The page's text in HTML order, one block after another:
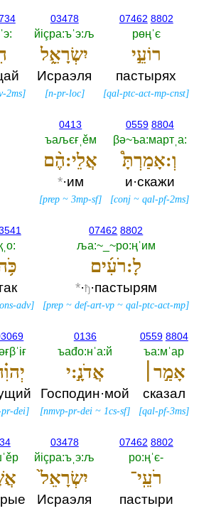
07462 8802
рөңˈє
רוֹעֵ֣י
пастырях
[qal-ptc-act-mp-cnst]
03478
йiçра:ъˈэ:љ
יִשְׂרָאֵ֑ל
Исраэля
[n-pr-loc]
2ms]
0559 8804
βә~ъа:мартˌа:‎
וְ:אָמַרְתָּ֩
и·скажи
[conj ~qal-pf-2ms]
0413
ъаљєғˌěм
אֲלֵי:הֶ֨ם
*·им
[prep ~3mp-sf]
07462 8802
ља:~_~ро:ңˈим
לָ:רֹעִ֜ים
*·ђ·пастырям
[prep ~def-art-vp ~qal-ptc-act-mp]
adv]
0559 8804
ъа:мˈар
אָמַ֣ר׀
сказал
[qal-pf-3ms]
0136
ъаđо:нˈа:й
אֲדֹנָ֣:י
Господин·мой
[nmvp-pr-dei ~1cs-sf]
dei]
07462 8802
ро:ңˈє-‎
רֹעֵֽי־
пастыри
03478
йiçра:ъˌэ:љ
יִשְׂרָאֵל֙
Исраэля